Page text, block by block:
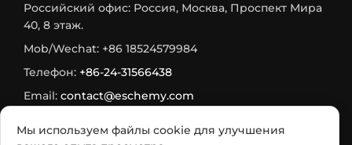
Российский офис: Россия, Москва, Проспект Мира
40, 8 этаж.
Mob/Wechat: +86 18524579984
Телефон: +86-24-31566438
Email: contact@eschemy.com
Мы используем файлы cookie для улучшения